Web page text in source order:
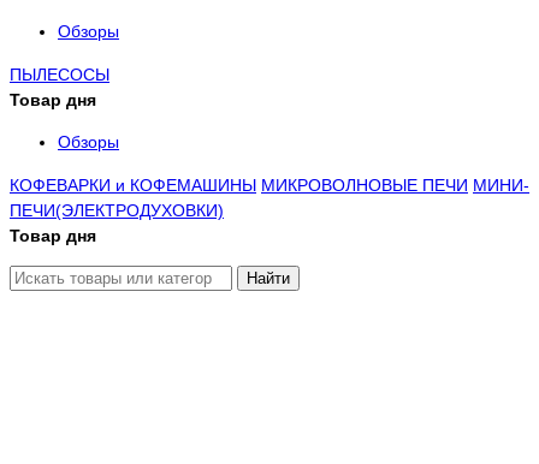
Обзоры
ПЫЛЕСОСЫ
Товар дня
Обзоры
КОФЕВАРКИ и КОФЕМАШИНЫ МИКРОВОЛНОВЫЕ ПЕЧИ МИНИ-
ПЕЧИ(ЭЛЕКТРОДУХОВКИ)
Товар дня
Найти